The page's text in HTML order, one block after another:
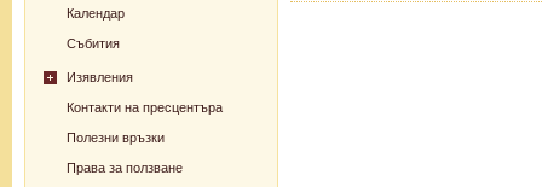
Календар
Събития
Изявления
Контакти на пресцентъра
Полезни връзки
Права за ползване